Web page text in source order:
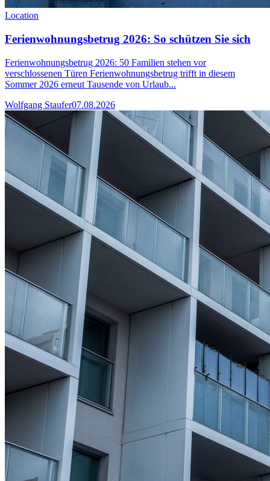
Location
Ferienwohnungsbetrug 2026: So schützen Sie sich
Ferienwohnungsbetrug 2026: 50 Familien stehen vor
verschlossenen Türen Ferienwohnungsbetrug trifft in diesem
Sommer 2026 erneut Tausende von Urlaub...
Wolfgang Staufer07.08.2026